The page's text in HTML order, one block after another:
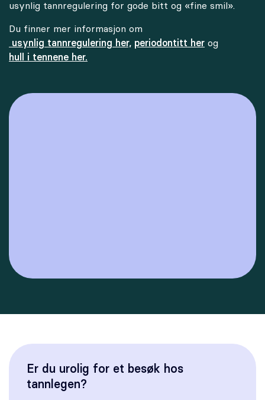
usynlig tannregulering for gode bitt og «fine smil».
Du finner mer informasjon om
usynlig tannregulering her, periodontitt her og
hull i tennene her.
Er du urolig for et besøk hos
tannlegen?